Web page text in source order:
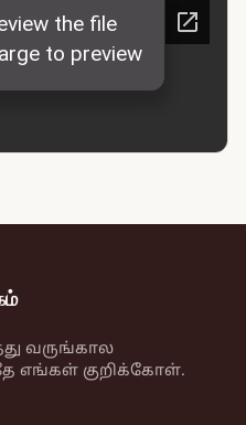
வருங்கால
எங்கள் குறிக்கோள்.